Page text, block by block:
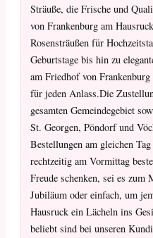
Sträuße, die Frische und
von Frankenburg am
Rosensträußen für
Geburtstage bis hin zu
am Friedhof von
für jeden Anlass.Die
gesamten Gemeindegebiet
St. Georgen, Pöndorf und
Bestellungen am gleichen
rechtzeitig am Vormittag
Freude schenken, sei es zum
Jubiläum oder einfach, um
Hausruck ein Lächeln ins
beliebt sind bei unseren